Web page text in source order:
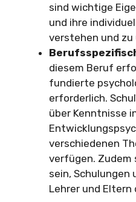
sind wichtige
und ihre
verstehen und
diesem Beruf
fundierte
erforderlich.
über Kenntnisse
verschiedenen
verfügen. Zudem
sein, Schulungen
Lehrer und